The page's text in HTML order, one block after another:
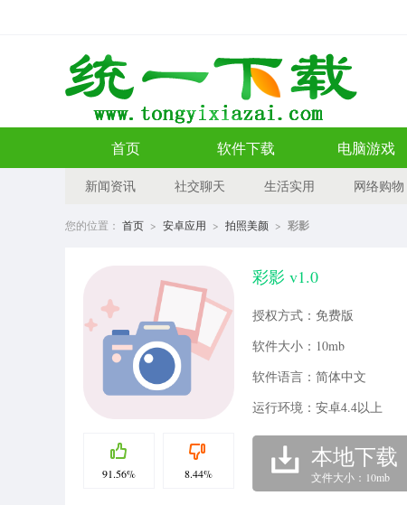
首页 软件下载 电脑游戏
新闻资讯 社交聊天 生活实用 网络购物
您的位置： 首页 > 安卓应用 > 拍照美颜 > 彩影
91.56% 8.44%
彩影 v1.0
授权方式：免费版
软件大小：10mb
软件语言：简体中文
运行环境：安卓4.4以上
本地下载
文件大小：10mb